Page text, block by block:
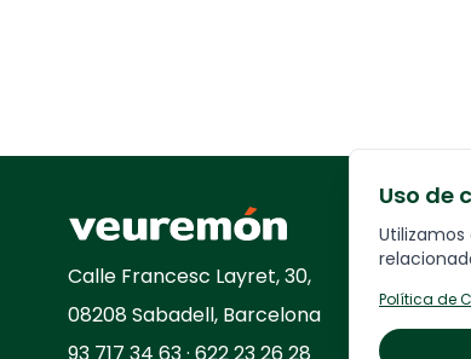
Your Company
Calle Francesc Layret, 30,
08208 Sabadell, Barcelona
Uso de
Política de